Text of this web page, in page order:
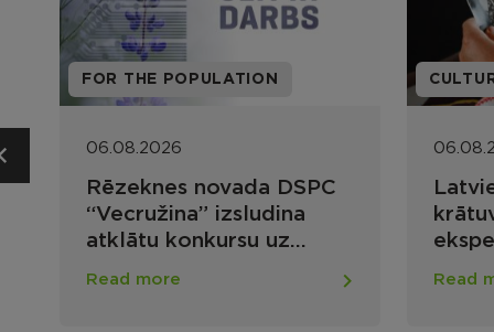
FOR THE POPULATION
06.08.2026
Rēzeknes novada DSPC
“Vecružina” izsludina
atklātu konkursu uz
vairākām vakancēm
Read more Read